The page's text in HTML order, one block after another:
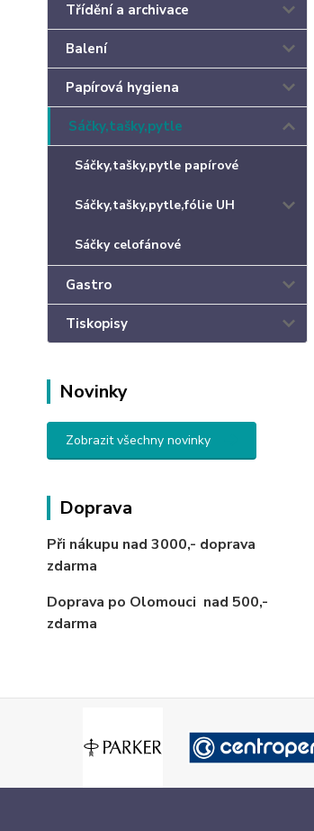
Třídění a archivace
Balení
Papírová hygiena
Sáčky,tašky,pytle
Sáčky,tašky,pytle papírové
Sáčky,tašky,pytle,fólie UH
Sáčky celofánové
Gastro
Tiskopisy
Novinky
Zobrazit všechny novinky
Doprava
Při nákupu nad 3000,- doprava
zdarma
Doprava po Olomouci nad 500,-
zdarma